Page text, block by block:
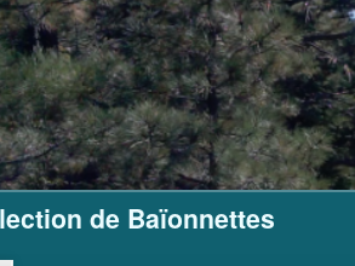
de Baïonnettes